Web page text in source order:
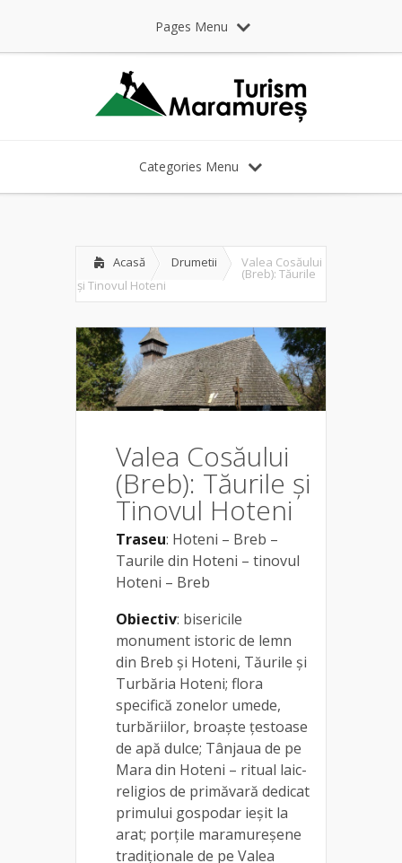
Pages Menu
Categories Menu
Acasă Drumetii Valea Cosăului
(Breb): Tăurile
și Tinovul Hoteni
Valea Cosăului
(Breb): Tăurile și
Tinovul Hoteni
Traseu: Hoteni – Breb –
Taurile din Hoteni – tinovul
Hoteni – Breb
Obiectiv: bisericile
monument istoric de lemn
din Breb și Hoteni, Tăurile și
Turbăria Hoteni; flora
specifică zonelor umede,
turbăriilor, broaște țestoase
de apă dulce; Tânjaua de pe
Mara din Hoteni – ritual laic-
religios de primăvară dedicat
primului gospodar ieșit la
arat; porțile maramureșene
tradiționale de pe Valea